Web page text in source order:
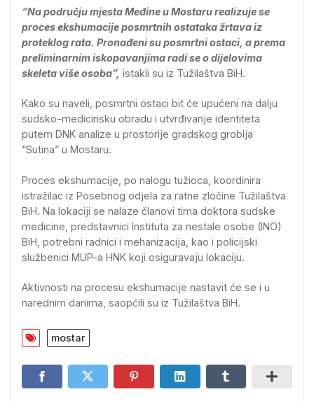
“Na području mjesta Međine u Mostaru realizuje se
proces ekshumacije posmrtnih ostataka žrtava iz
proteklog rata. Pronađeni su posmrtni ostaci, a prema
preliminarnim iskopavanjima radi se o dijelovima
skeleta više osoba”, istakli su iz Tužilaštva BiH.
Kako su naveli, posmrtni ostaci bit će upućeni na dalju
sudsko-medicinsku obradu i utvrđivanje identiteta
putem DNK analize u prostorije gradskog groblja
“Sutina” u Mostaru.
Proces ekshumacije, po nalogu tužioca, koordinira
istražilac iz Posebnog odjela za ratne zločine Tužilaštva
BiH. Na lokaciji se nalaze članovi tima doktora sudske
medicine, predstavnici Instituta za nestale osobe (INO)
BiH, potrebni radnici i mehanizacija, kao i policijski
službenici MUP-a HNK koji osiguravaju lokaciju.
Aktivnosti na procesu ekshumacije nastavit će se i u
narednim danima, saopćili su iz Tužilaštva BiH.
mostar